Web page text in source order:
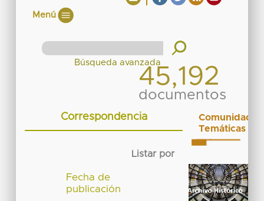
Menú
45,192
documentos
Correspondencia
Listar por
Fecha de
publicación
Comunidades
Temáticas